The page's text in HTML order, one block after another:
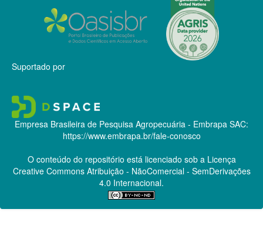
Suportado por
Empresa Brasileira de Pesquisa Agropecuária - Embrapa SAC:
https://www.embrapa.br/fale-conosco
O conteúdo do repositório está licenciado sob a Licença
Creative CommonsAtribuição - NãoComercial - SemDerivações
4.0 Internacional.